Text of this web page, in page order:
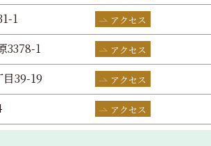
1 アクセス
3378-1 アクセス
39-19 アクセス
アクセス